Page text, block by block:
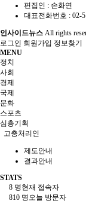
편집인 : 손화연
대표전화번호 : 02-
인사이드뉴스 All rights
로그인 회원가입 정보찾기
MENU
정치
사회
경제
국제
문화
스포츠
심층기획
고충처리인
제도안내
결과안내
STATS
8 명현재 접속자
810 명오늘 방문자